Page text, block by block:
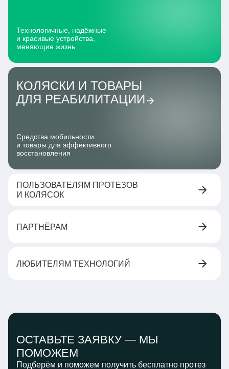
Технологичные, надёжные
и красивые устройства,
меняющие жизнь
КОЛЯСКИ И ТОВАРЫ
ДЛЯ РЕАБИЛИТАЦИИ
Средства мобильности
и товары для эффективного
восстановления
ПОЛЬЗОВАТЕЛЯМ ПРОТЕЗОВ
И КОЛЯСОК
ПАРТНЁРАМ
ЛЮБИТЕЛЯМ ТЕХНОЛОГИЙ
ОСТАВЬТЕ ЗАЯВКУ — МЫ
ПОМОЖЕМ
Подберём и поможем получить бесплатно протез